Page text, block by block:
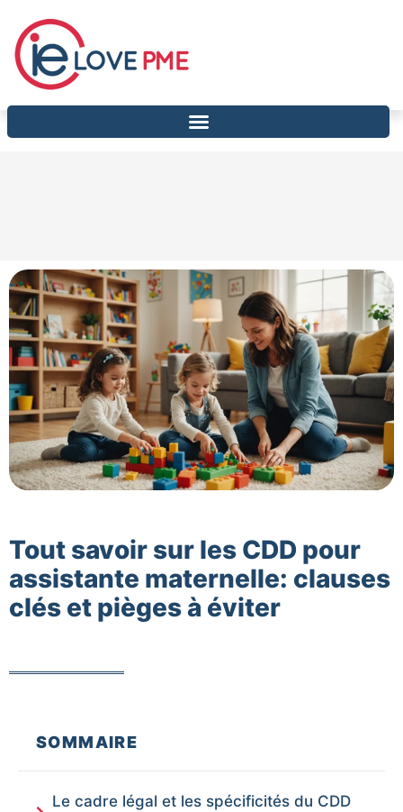
Tout savoir sur les CDD pour
assistante maternelle: clauses
clés et pièges à éviter
SOMMAIRE
Le cadre légal et les spécificités du CDD